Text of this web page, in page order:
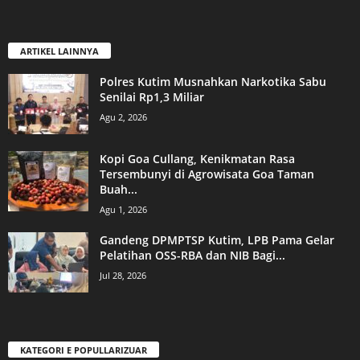
ARTIKEL LAINNYA
Polres Kutim Musnahkan Narkotika Sabu
Senilai Rp1,3 Miliar
Agu 2, 2026
Kopi Goa Cullang, Kenikmatan Rasa
Tersembunyi di Agrowisata Goa Taman
Buah...
Agu 1, 2026
Gandeng DPMPTSP Kutim, LPB Pama Gelar
Pelatihan OSS-RBA dan NIB Bagi...
Jul 28, 2026
KATEGORI E POPULLARIZUAR